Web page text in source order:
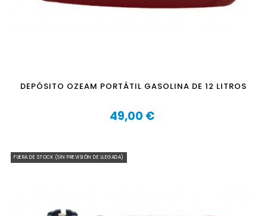
DEPÓSITO OZEAM PORTÁTIL GASOLINA DE 12 LITROS
Precio
49,00 €
FUERA DE STOCK (SIN PREVISIÓN DE LLEGADA)